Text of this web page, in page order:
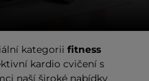
kategorii fitness
kardio cvičení s
naší široké nabídky